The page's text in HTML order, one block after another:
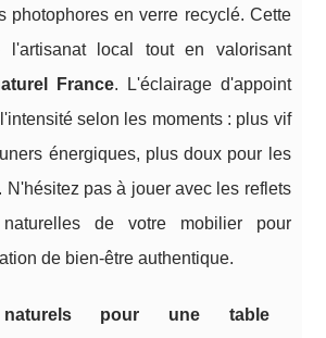
photophores en verre recyclé. Cette
l'artisanat local tout en valorisant
France. L'éclairage d'appoint
selon les moments : plus vif
énergiques, plus doux pour les
N'hésitez pas à jouer avec les reflets
de votre mobilier pour
de bien-être authentique.
naturels pour une table